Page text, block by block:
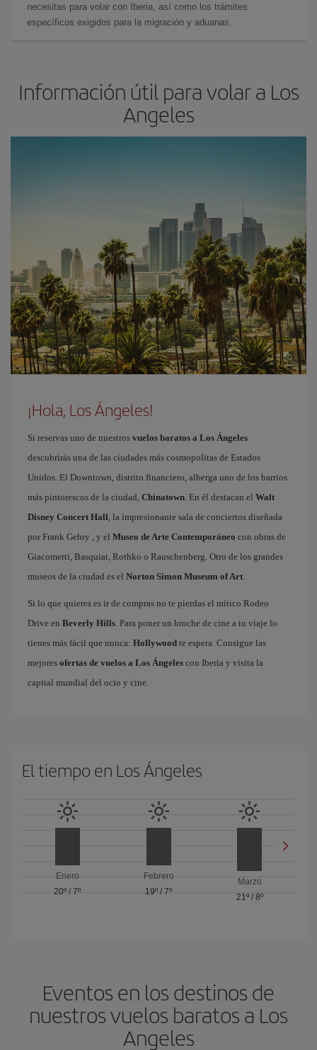
necesitas para volar con Iberia, así como los trámites
específicos exigidos para la migración y aduanas.
Información útil para volar a Los
Angeles
¡Hola, Los Ángeles!
Si reservas uno de nuestros vuelos baratos a Los Ángeles
descubrirás una de las ciudades más cosmopolitas de Estados
Unidos. El Downtown, distrito financiero, alberga uno de los barrios
más pintorescos de la ciudad, Chinatown . En él destacan el Walt
Disney Concert Hall , la impresionante sala de conciertos diseñada
por Frank Gehry , y el Museo de Arte Contemporáneo con obras de
Giacometti, Basquiat, Rothko o Rauschenberg. Otro de los grandes
museos de la ciudad es el Norton Simon Museum of Art
Si lo que quieres es ir de compras no te pierdas el mítico Rodeo
Drive en Beverly Hills . Para poner un broche de cine a tu viaje lo
tienes más fácil que nunca: Hollywood te espera. Consigue las
mejores ofertas de vuelos a Los Ángeles con Iberia y visita la
capital mundial del ocio y cine.
El tiempo en Los Ángeles
Enero
20º /7º
Febrero
19º / 7º
Marzo
21º/ 8º
Eventos en los destinos de
nuestros vuelos baratos a Los
Angeles